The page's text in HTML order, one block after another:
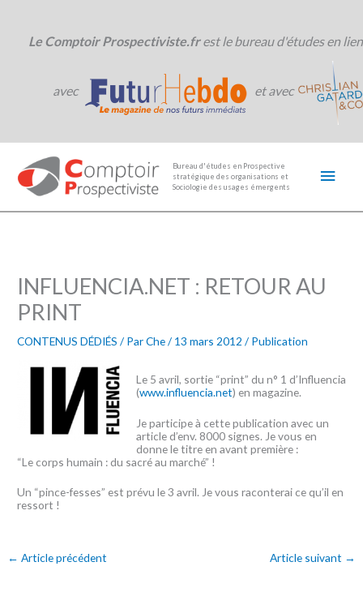
Le Comptoir Prospectiviste.frest le bureau d'études en lien
avec et avec
Bureau d'études en Prospective
stratégique des organisations et
Sociologie des usages émergents
INFLUENCIA.NET : RETOUR AU
PRINT
CONTENUS DÉDIÉS / ParChe/ 13 mars 2012/ Publication
Le 5 avril, sortie “print” du n° 1 d’Influencia
(www.influencia.net) en magazine.
Je participe à cette publication avec un
article d’env. 8000 signes. Je vous en
donne le titre en avant première :
“Le corps humain : du sacré au marché” !
Un “pince-fesses” est prévu le 3 avril. Je vous raconterai ce qu’il en
ressort !
← Article précédent Article suivant →